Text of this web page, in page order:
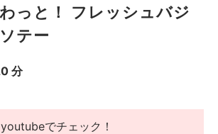
っと！ フレッシュバジ
テー
分
でチェック！